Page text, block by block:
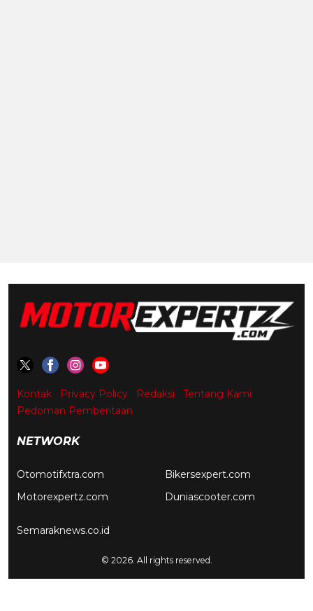
Kontak Privacy Policy Redaksi
Tentang Kami
Pedoman Pemberitaan
NETWORK
Otomotifxtra.com
Motorexpertz.com
Bikersexpert.com
Duniascooter.com
Semaraknews.co.id
© 2026. All rights reserved.